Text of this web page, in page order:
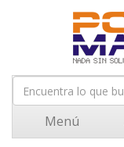
Menú